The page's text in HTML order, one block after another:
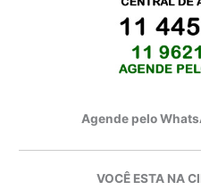
Agende pelo
VOCÊ ESTA NA